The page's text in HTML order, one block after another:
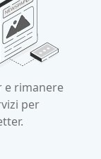
e rimanere
per